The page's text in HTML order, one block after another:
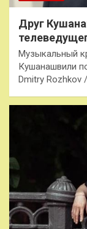
Друг
Музыкальный
Кушанашвили
Dmitry Rozhkov